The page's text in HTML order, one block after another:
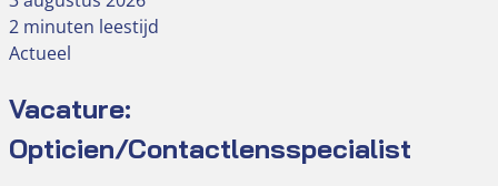
2 minuten leestijd
Actueel
Vacature:
Opticien/Contactlensspecialist